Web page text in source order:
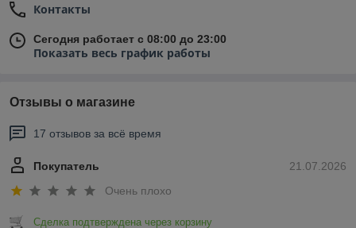
Контакты
Сегодня работает с 08:00 до 23:00
Показать весь график работы
Отзывы о магазине
17 отзывов за всё время
21.07.2026
Покупатель
Очень плохо
Сделка подтверждена через корзину